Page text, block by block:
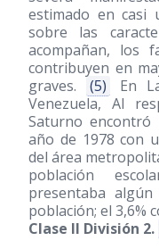
estimado en casi
sobre las
acompañan, los
contribuyen en
graves.
(5)
En
Venezuela, Al
Saturno
año de 1978 con
del área
población
presentaba
población; el 3,6%
Clase II División 2.